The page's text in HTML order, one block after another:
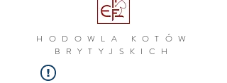
H ODOWLA KOTÓW
BRYTYJSKICH